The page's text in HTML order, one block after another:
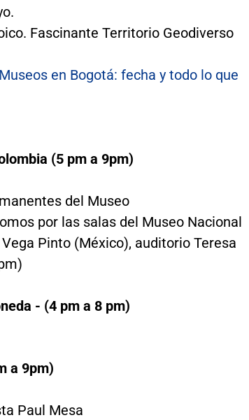
Fascinante Territorio Geodiverso
en Bogotá: fecha y todo lo que
(5 pm a 9pm)
del Museo
por las salas del Museo Nacional
Pinto (México), auditorio Teresa
- (4 pm a 8 pm)
a 9pm)
Paul Mesa